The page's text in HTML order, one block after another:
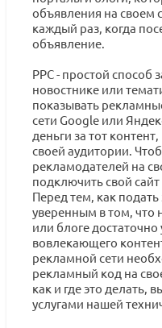
объявления на своем
каждый раз, когда
объявление.
PPC - простой способ
новостнике или
показывать
сети Google или
деньги за тот
своей аудитории.
рекламодателей на
подключить свой
Перед тем, как подать
уверенным в том, что
или блоге достаточно
вовлекающего
рекламной сети
рекламный код на
как и где это делать,
услугами нашей